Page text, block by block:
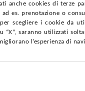
anche cookies di terze
es. prenotazione o
scegliere i cookie da
“X”, saranno utilizzati
l’esperienza di
POLICY